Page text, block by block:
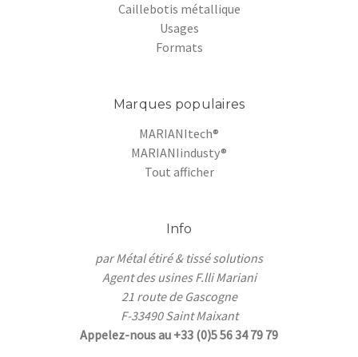
Caillebotis métallique
Usages
Formats
Marques populaires
MARIANItech®
MARIANIindusty®
Tout afficher
Info
par Métal étiré & tissé solutions
Agent des usines F.lli Mariani
21 route de Gascogne
F-33490 Saint Maixant
Appelez-nous au +33 (0)5 56 34 79 79